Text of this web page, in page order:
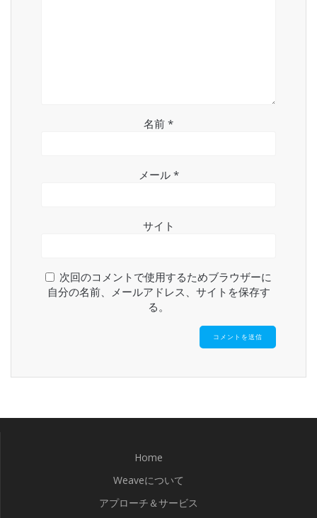
名前 *
メール *
サイト
次回のコメントで使用するためブラウザーに
自分の名前、メールアドレス、サイトを保存す
る。
Home
Weaveについて
アプローチ＆サービス